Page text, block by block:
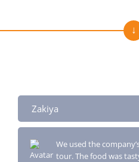
Zakiya
We used the
tour. The food was